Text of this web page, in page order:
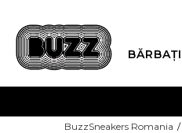
BĂRBAȚI
BuzzSneakers Romania